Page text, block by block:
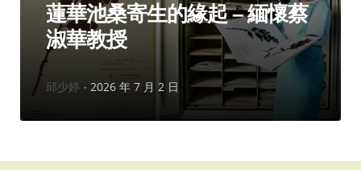
蓮華池桑寄生的緣起 – 緬懷蔡
淑華教授
作
邱少婷 2026 年 7 月 2 日